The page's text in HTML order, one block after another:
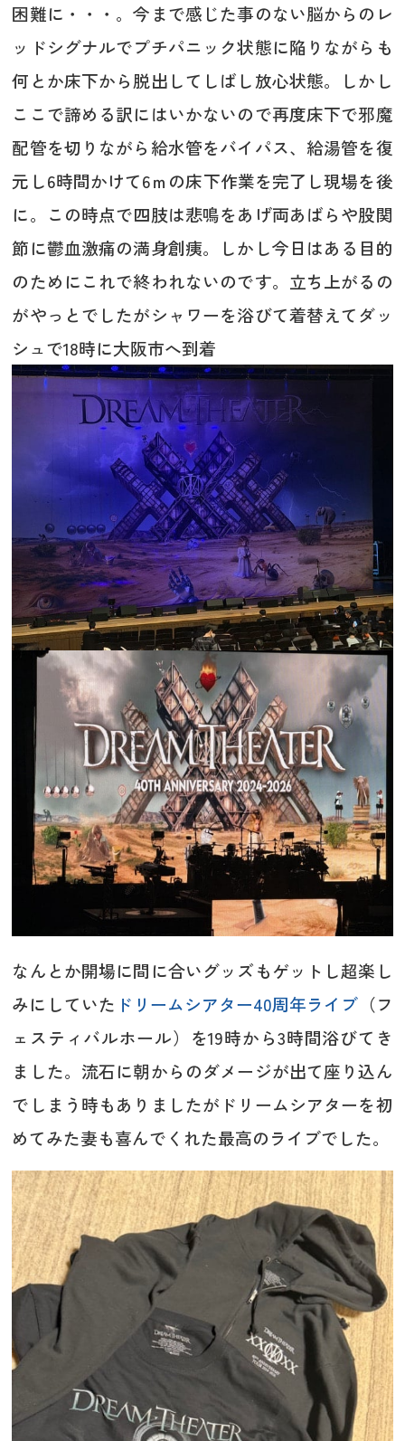
困難に・・・。今まで感じた事のない脳からのレ
ッドシグナルでプチパニック状態に陥りながらも
何とか床下から脱出してしばし放心状態。しかし
ここで諦める訳にはいかないので再度床下で邪魔
配管を切りながら給水管をバイパス、給湯管を復
元し6時間かけて6ｍの床下作業を完了し現場を後
に。この時点で四肢は悲鳴をあげ両あばらや股関
節に鬱血激痛の満身創痍。しかし今日はある目的
のためにこれで終われないのです。立ち上がるの
がやっとでしたがシャワーを浴びて着替えてダッ
シュで18時に大阪市へ到着
なんとか開場に間に合いグッズもゲットし超楽し
みにしていた ドリームシアター40周年ライブ （フ
ェスティバルホール）を19時から3時間浴びてき
ました。流石に朝からのダメージが出て座り込ん
でしまう時もありましたがドリームシアターを初
めてみた妻も喜んでくれた最高のライブでした。